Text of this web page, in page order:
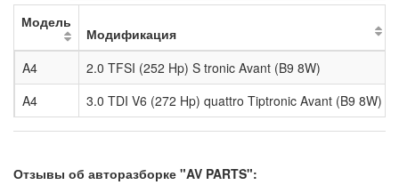
Модель
Модификация
A4
2.0 TFSI (252 Hp) S tronic Avant (B9 8W)
A4
3.0 TDI V6 (272 Hp) quattro Tiptronic Avant (B9 8W)
Отзывы об авторазборке "AV PARTS":